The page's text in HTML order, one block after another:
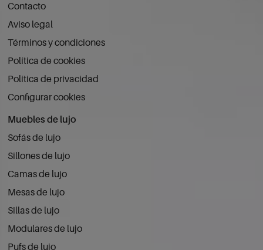
Contacto
Aviso legal
Términos y condiciones
Política de cookies
Política de privacidad
Configurar cookies
Muebles de lujo
Sofás de lujo
Sillones de lujo
Camas de lujo
Mesas de lujo
Sillas de lujo
Modulares de lujo
Pufs de lujo